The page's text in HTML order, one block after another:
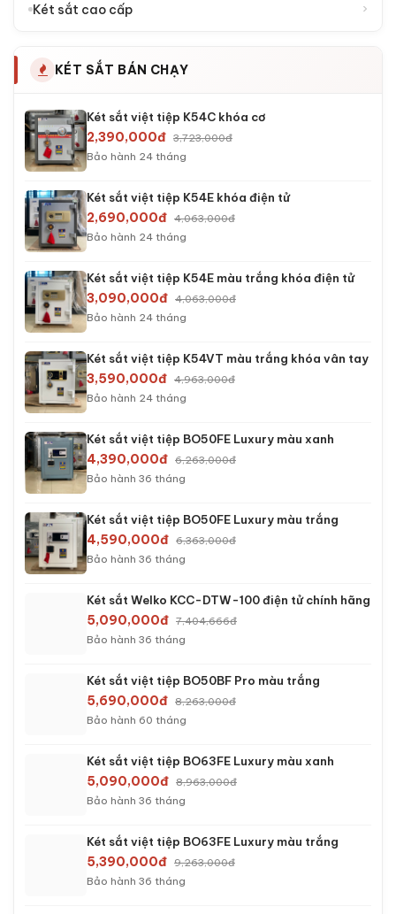
Két sắt cao cấp ›
KÉT SẮT BÁN CHẠY
Két sắt việt tiệp K54C khóa cơ
2,390,000đ 3,723,000đ
Bảo hành 24 tháng
Két sắt việt tiệp K54E khóa điện tử
2,690,000đ 4,063,000đ
Bảo hành 24 tháng
Két sắt việt tiệp K54E màu trắng khóa điện tử
3,090,000đ 4,063,000đ
Bảo hành 24 tháng
Két sắt việt tiệp K54VT màu trắng khóa vân tay
3,590,000đ 4,963,000đ
Bảo hành 24 tháng
Két sắt việt tiệp BO50FE Luxury màu xanh
4,390,000đ 6,263,000đ
Bảo hành 36 tháng
Két sắt việt tiệp BO50FE Luxury màu trắng
4,590,000đ 6,363,000đ
Bảo hành 36 tháng
Két sắt Welko KCC-DTW-100 điện tử chính hãng
5,090,000đ 7,404,666đ
Bảo hành 36 tháng
Két sắt việt tiệp BO50BF Pro màu trắng
5,690,000đ 8,263,000đ
Bảo hành 60 tháng
Két sắt việt tiệp BO63FE Luxury màu xanh
5,090,000đ 8,963,000đ
Bảo hành 36 tháng
Két sắt việt tiệp BO63FE Luxury màu trắng
5,390,000đ 9,263,000đ
Bảo hành 36 tháng